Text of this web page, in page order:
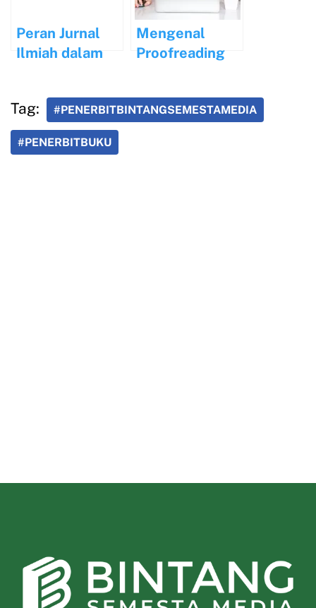
Peran Jurnal
Ilmiah dalam
Global
Mengenal
Proofreading
Penulisan
Tag: #PENERBITBINTANGSEMESTAMEDIA
#PENERBITBUKU